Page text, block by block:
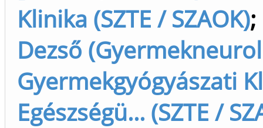
Klinika (SZTE / SZAOK);
Dezső
Gyermekgyógyászati
Egészségü... (SZTE /